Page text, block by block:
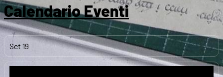
Calendario Eventi
Set 19